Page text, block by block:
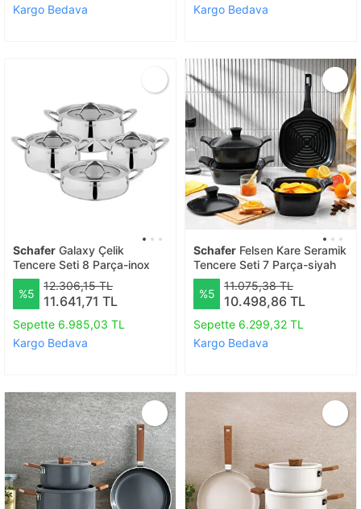
Kargo Bedava
Kargo Bedava
Schafer Galaxy Çelik
Tencere Seti 8 Parça-inox
%5
12.306,15 TL
11.641,71 TL
Sepette 6.985,03 TL
Kargo Bedava
Schafer Felsen Kare Seramik
Tencere Seti 7 Parça-siyah
%5
11.075,38 TL
10.498,86 TL
Sepette 6.299,32 TL
Kargo Bedava